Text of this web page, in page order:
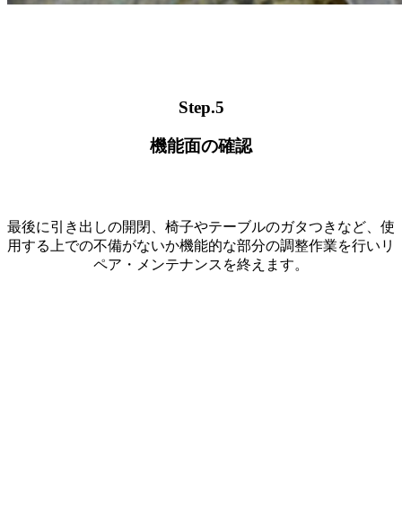
Step.5
機能面の確認
最後に引き出しの開閉、椅子やテーブルのガタつきなど、使
用する上での不備がないか機能的な部分の調整作業を行いリ
ペア・メンテナンスを終えます。